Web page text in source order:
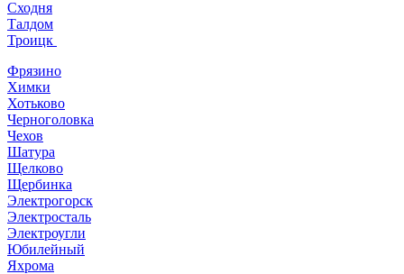
Сходня
Талдом
Троицк
Фрязино
Химки
Хотьково
Черноголовка
Чехов
Шатура
Щелково
Щербинка
Электрогорск
Электросталь
Электроугли
Юбилейный
Яхрома